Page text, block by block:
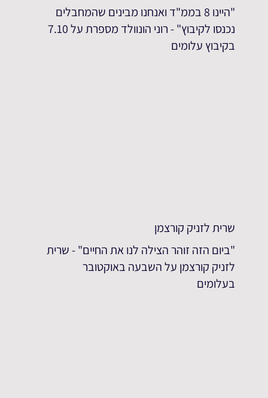
"היינו 8 בממ"ד ואנחנו מבינים שהמחבלים
נכנסו לקיבוץ" - רוני הונוולד מספרת על 7.10
בקיבוץ עלומים
שרית לזניק קורצמן
"ביום הזה זוהר הצילה לנו את החיים" - שרית
לזניק קורצמן על השבעה באוקטובר
בעלומים